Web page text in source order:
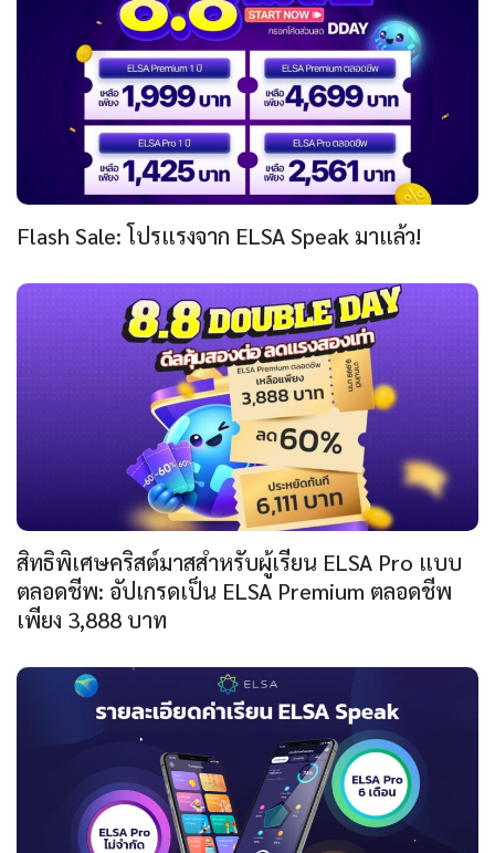
Flash Sale: โปรแรงจาก ELSA Speak มาแล้ว!
สิทธิพิเศษคริสต์มาสสำหรับผู้เรียน ELSA Pro แบบ
ตลอดชีพ: อัปเกรดเป็น ELSA Premium ตลอดชีพ
เพียง 3,888 บาท